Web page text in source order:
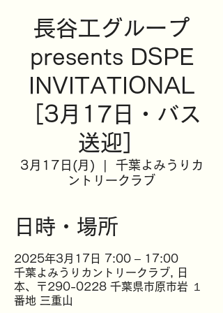
長谷工グループ
presents DSPE
INVITATIONAL
［3月17日・バス
送迎］
3月17日(月)
千葉よみうりカ
ントリークラブ
日時・場所
2025年3月17日 7:00 – 17:00
千葉よみうりカントリークラブ, 日
本、〒290-0228 千葉県市原市岩 １
番地 三重山